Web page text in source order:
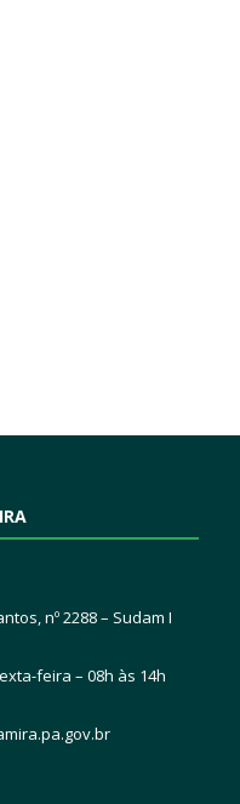
nº 2288 – Sudam I
feira – 08h às 14h
gov.br